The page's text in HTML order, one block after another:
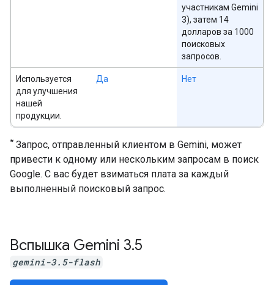
участникам Gemini
3), затем 14
долларов за 1000
поисковых
запросов.
Используется
для улучшения
нашей
продукции.
Да Нет
* Запрос, отправленный клиентом в Gemini, может
привести к одному или нескольким запросам в поиск
Google. С вас будет взиматься плата за каждый
выполненный поисковый запрос.
Вспышка Gemini 3.5
gemini-3.5-flash